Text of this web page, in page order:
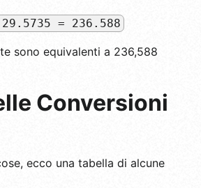
= 236.588
sono equivalenti a 236,588
Conversioni
ecco una tabella di alcune